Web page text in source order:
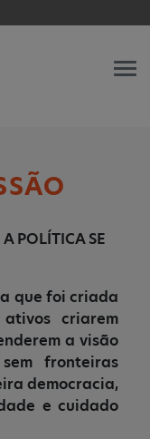
POLÍTICA SE
que foi criada
criarem
a visão
fronteiras
democracia,
e cuidado